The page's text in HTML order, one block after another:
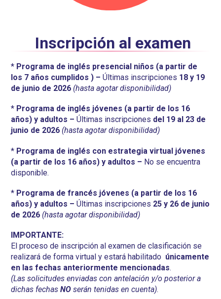
Inscripción al examen
* Programa de inglés presencial niños (a partir de
los 7 años cumplidos ) –Últimas inscripciones 18 y 19
de junio de 2026 (hasta agotar disponibilidad)
* Programa de inglés jóvenes (a partir de los 16
años) y adultos – Últimas inscripciones del 19 al 23 de
junio de 2026 (hasta agotar disponibilidad)
* Programa de inglés con estrategia virtual jóvenes
(a partir de los 16 años) y adultos – No se encuentra
disponible.
* Programa de francés jóvenes (a partir de los 16
años) y adultos – Últimas inscripciones 25 y 26 de junio
de 2026 (hasta agotar disponibilidad)
IMPORTANTE:
El proceso de inscripción al examen de clasificación se
realizará de forma virtual y estará habilitado únicamente
en las fechas anteriormente mencionadas.
(Las solicitudes enviadas con antelación y/o posterior a
dichas fechasNO serán tenidas en cuenta).